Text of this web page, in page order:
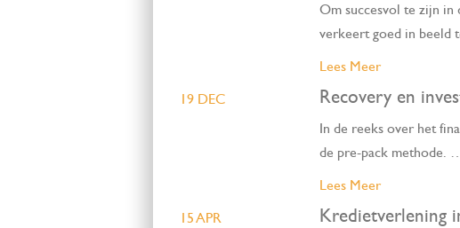
Om succesvol te zijn in
verkeert goed in beeld
Lees Meer
19 DEC Recovery en
In de reeks over het
de pre-pack methode.
Lees Meer
15 APR Kredietverlening